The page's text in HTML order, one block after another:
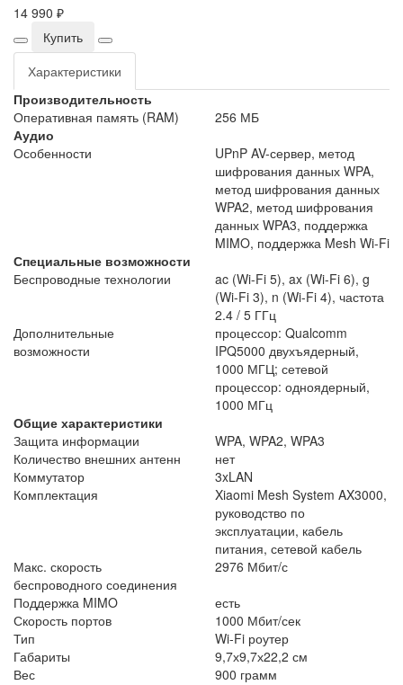
14 990 ₽
Купить
Характеристики
Производительность
Оперативная память (RAM)
256 МБ
Аудио
Особенности
UPnP AV-сервер, метод
шифрования данных WPA,
метод шифрования данных
WPA2, метод шифрования
данных WPA3, поддержка
MIMO, поддержка Mesh Wi-Fi
Специальные возможности
Беспроводные технологии
ac (Wi-Fi 5), ax (Wi-Fi 6), g
(Wi-Fi 3), n (Wi-Fi 4), частота
2.4 / 5 ГГц
Дополнительные
возможности
процессор: Qualcomm
IPQ5000 двухъядерный,
1000 МГЦ; сетевой
процессор: одноядерный,
1000 МГц
Общие характеристики
Защита информации
WPA, WPA2, WPA3
Количество внешних антенн
нет
Коммутатор
3xLAN
Комплектация
Xiaomi Mesh System AX3000,
руководство по
эксплуатации, кабель
питания, сетевой кабель
Макс. скорость
беспроводного соединения
2976 Мбит/с
Поддержка MIMO
есть
Скорость портов
1000 Мбит/сек
Тип
Wi-Fi роутер
Габариты
9,7х9,7х22,2 см
Вес
900 грамм